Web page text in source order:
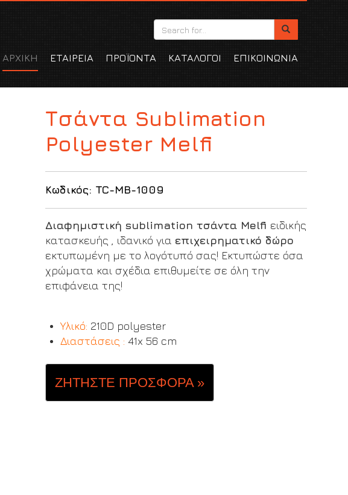
ΑΡΧΙΚΗ ΕΤΑΙΡΕΙΑ ΠΡΟΪΟΝΤΑ ΚΑΤΑΛΟΓΟΙ ΕΠΙΚΟΙΝΩΝΙΑ
Τσάντα Sublimation
Polyester Melfi
Κωδικός: TC-MB-1009
Διαφημιστική sublimation τσάντα Melfi ειδικής
κατασκευής , ιδανικό για επιχειρηματικό δώρο
εκτυπωμένη με το λογότυπό σας! Εκτυπώστε όσα
χρώματα και σχέδια επιθυμείτε σε όλη την
επιφάνεια της!
Υλικό: 210D polyester
Διαστάσεις : 41x 56 cm
ΖΗΤΗΣΤΕ ΠΡΟΣΦΟΡΑ »